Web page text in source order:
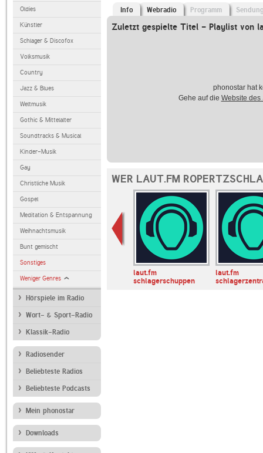
Oldies
Künstler
Schlager & Discofox
Volksmusik
Country
Jazz & Blues
Weltmusik
Gothic & Mittelalter
Soundtracks & Musical
Kinder-Musik
Gay
Christliche Musik
Gospel
Meditation & Entspannung
Weihnachtsmusik
Bunt gemischt
Sonstiges
Weniger Genres
Hörspiele im Radio
Wort- & Sport-Radio
Klassik-Radio
Radiosender
Beliebteste Radios
Beliebteste Podcasts
Mein phonostar
Downloads
Info Webradio Programm
Zuletzt gespielte Titel - Playlist von
phonostar hat
Gehe auf die Website des
WER LAUT.FM
laut.fm
schlagerschuppen
laut.fm